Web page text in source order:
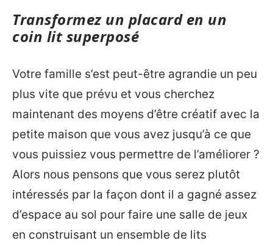
Transformez un placard en un
coin lit superposé
Votre famille s’est peut-être agrandie un peu
plus vite que prévu et vous cherchez
maintenant des moyens d’être créatif avec la
petite maison que vous avez jusqu’à ce que
vous puissiez vous permettre de l’améliorer ?
Alors nous pensons que vous serez plutôt
intéressés par la façon dont il a gagné assez
d’espace au sol pour faire une salle de jeux
en construisant un ensemble de lits